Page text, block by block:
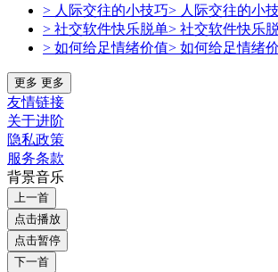
> 人际交往的小技巧> 人际交往的小
> 社交软件快乐脱单> 社交软件快乐
> 如何给足情绪价值> 如何给足情绪
更多 更多
友情链接
关于进阶
隐私政策
服务条款
背景音乐
上一首
点击播放
点击暂停
下一首